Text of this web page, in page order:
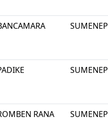
SUMENEP
SUMENEP
RANA SUMENEP